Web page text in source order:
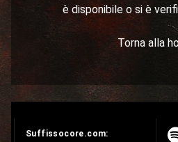
è disponibile o si è
Torna alla
Suffissocore.com: